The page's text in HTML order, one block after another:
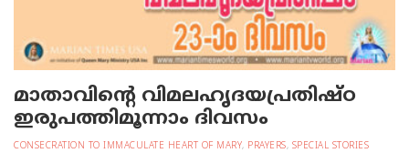
മാതാവിന്റെ വിമലഹൃദയപ്രതിഷ്ഠ
ഇരുപത്തിമൂന്നാം ദിവസം
CONSECRATION TO IMMACULATE HEART OF MARY, PRAYERS, SPECIAL STORIES